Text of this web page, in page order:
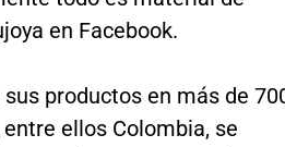
en Facebook.
productos en más de
ellos Colombia, se